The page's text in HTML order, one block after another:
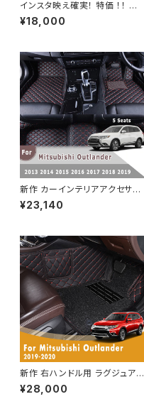
インスタ映え確実！ 特価 ！！ 新
作 右ハンドル用 三菱グランディ
ス 2009 2008 2007 6シータ
クセサリーインテリアフットパッ
ド
¥18,000
新作 カーインテリアアクセサリ
ー右ハンドルRHDカーフロアマ
ット三菱アウトランダー5席2013
¥23,140
新作 右ハンドル用 ラグジュアリ
ー ダブルレイヤー ワイヤールー
プ カーフロアマット 三菱アウト
¥28,000